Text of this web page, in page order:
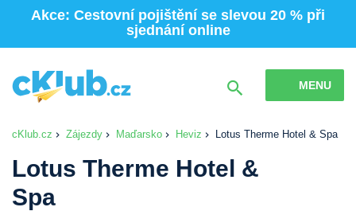
Akce: Cestovní pojištění se slevou 20 % při
sjednání online
MENU
cKlub.cz Zájezdy Maďarsko Heviz Lotus Therme Hotel & Spa
Lotus Therme Hotel &
Spa